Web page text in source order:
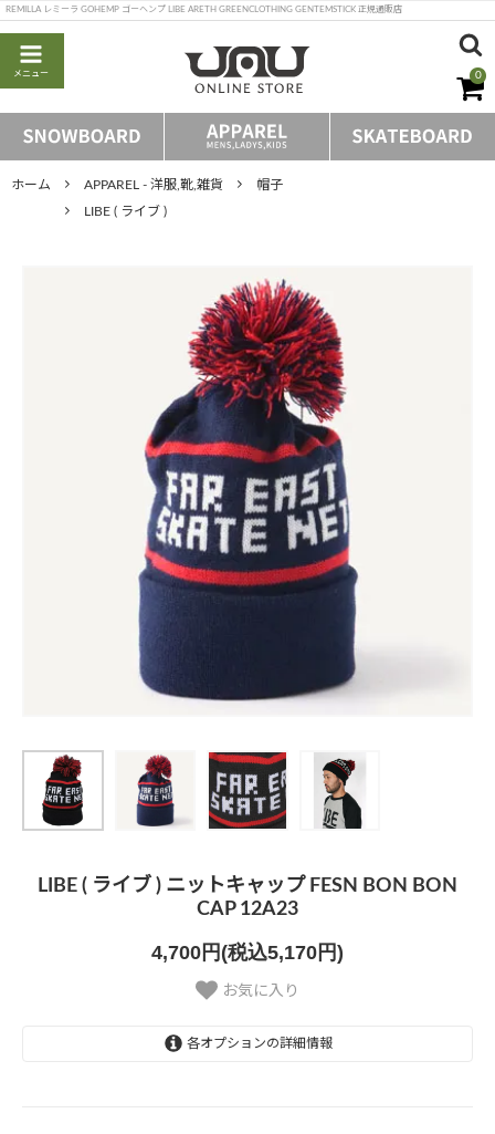
REMILLA レミーラ GOHEMP ゴーヘンプ LIBE ARETH GREENCLOTHING GENTEMSTICK 正規通販店
メニュー 0
ホーム APPAREL - 洋服,靴,雑貨 帽子
LIBE ( ライブ )
LIBE ( ライブ ) ニットキャップ FESN BON BON
CAP 12A23
4,700円(税込5,170円)
お気に入り
各オプションの詳細情報